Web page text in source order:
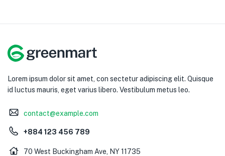
Lorem ipsum dolor sit amet, con sectetur adipiscing elit. Quisque
id luctus mauris, eget varius libero. Vestibulum metus leo.
contact@example.com
+884 123 456 789
70 West Buckingham Ave, NY 11735